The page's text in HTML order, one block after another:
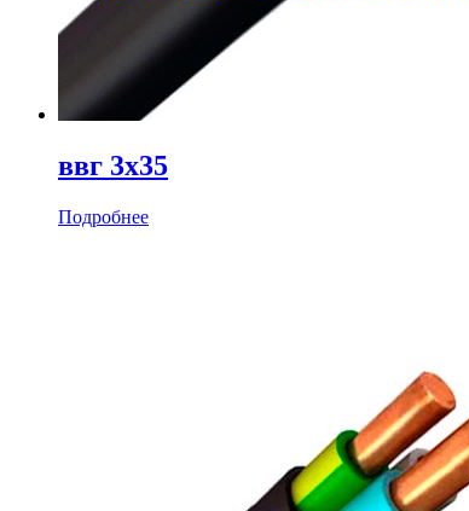
ввг 3х35
Подробнее